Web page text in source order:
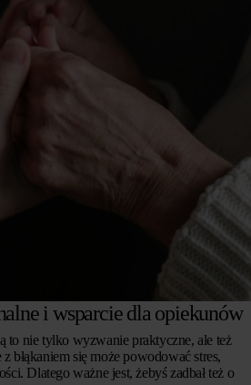
i wsparcie dla opiekunów
to nie tylko wyzwanie praktyczne, ale też
błąkaniem się może powodować stres,
Dlatego ważne jest, żebyś zadbał też o